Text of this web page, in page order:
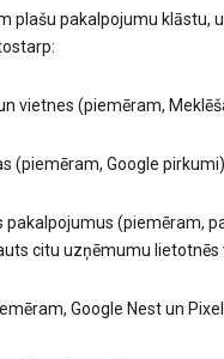
plašu pakalpojumu klāstu,
vietnes (piemēram,
(piemēram, Google
pakalpojumus (piemēram,
citu uzņēmumu lietotnēs
Google Nest un